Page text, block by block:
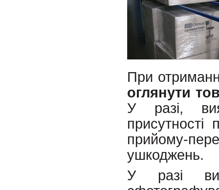
При
оглянути
У разі,
присутності
прийому-
ушкоджень.
У разі